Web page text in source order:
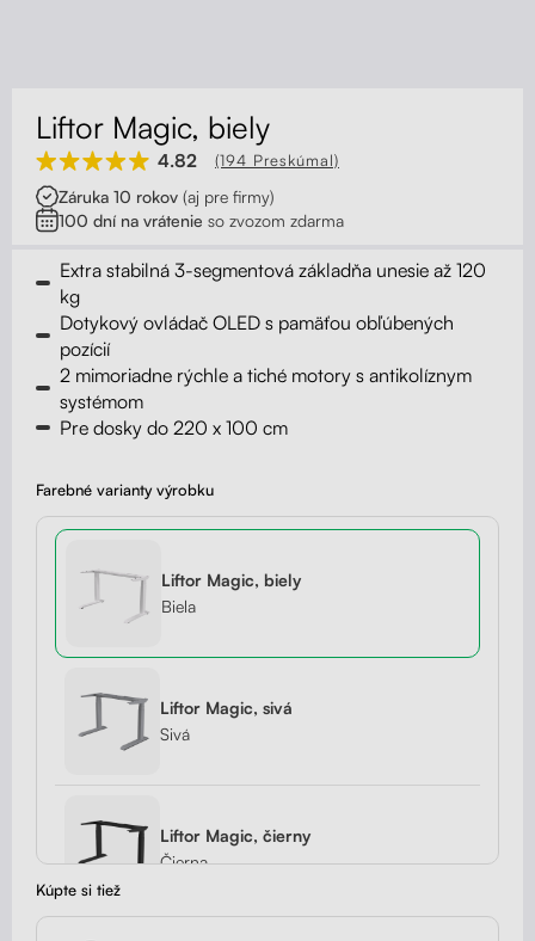
Stojany na monitor - Riser
Skrinky so zásuvkami a zásuvky
Akustické paravány
Opierky
Liftor Magic, biely
4.82 (194 Preskúmal)
Záruka 10 rokov (aj pre firmy)
100 dní na vrátenie so zvozom zdarma
Extra stabilná 3-segmentová základňa unesie až 120
kg
Dotykový ovládač OLED s pamäťou obľúbených
pozícií
2 mimoriadne rýchle a tiché motory s antikolíznym
systémom
Pre dosky do 220 x 100 cm
Farebné varianty výrobku
Liftor Magic, biely
Biela
Liftor Magic, sivá
Sivá
Liftor Magic, čierny
Čierna
Kúpte si tiež